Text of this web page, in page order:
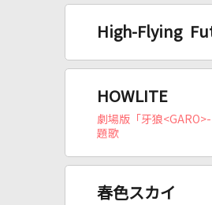
High-Flying
HOWLITE
劇場版「牙狼
題歌
春色スカイ